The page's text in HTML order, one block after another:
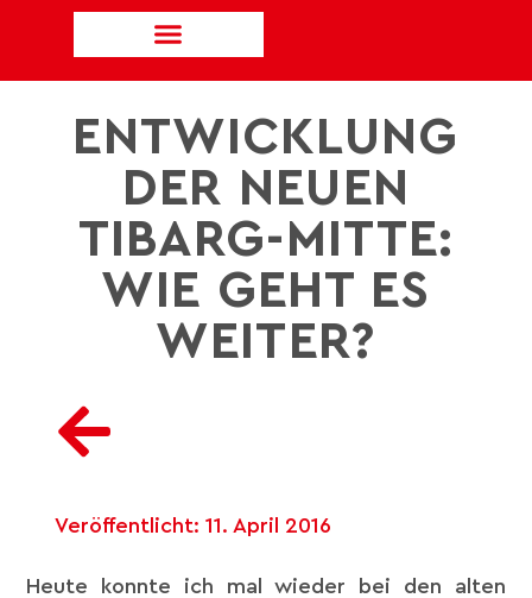
ENTWICKLUNG
DER NEUEN
TIBARG-MITTE:
WIE GEHT ES
WEITER?
Veröffentlicht: 11. April 2016
Heute konnte ich mal wieder bei den alten